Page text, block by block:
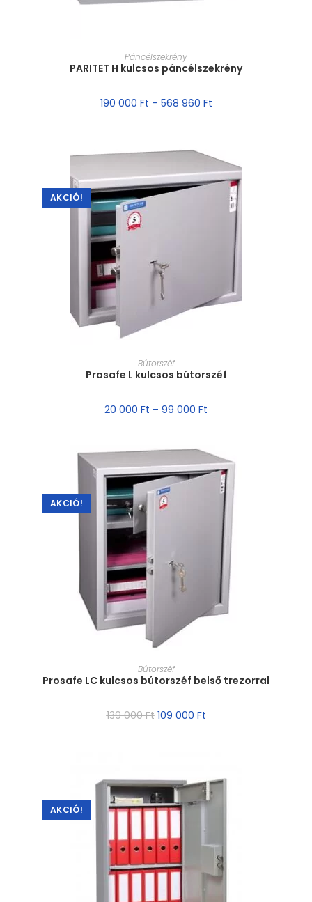
MÉRET VÁLASZTÁSA
Páncélszekrény
PARITET H kulcsos páncélszekrény
190 000 Ft – 568 960 Ft
AKCIÓ!
MÉRET VÁLASZTÁSA
Bútorszéf
Prosafe L kulcsos bútorszéf
20 000 Ft – 99 000 Ft
AKCIÓ!
MÉRET VÁLASZTÁSA
Bútorszéf
Prosafe LC kulcsos bútorszéf belső trezorral
139 000Ft 109 000 Ft
AKCIÓ!